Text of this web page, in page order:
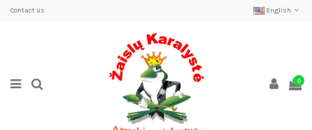
Contact us English
0